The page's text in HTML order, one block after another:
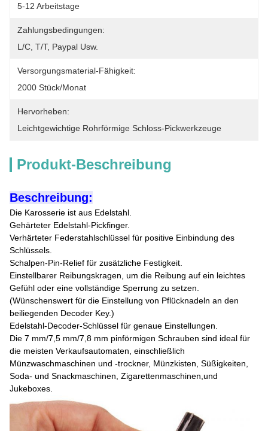
5-12 Arbeitstage
Zahlungsbedingungen:
L/C, T/T, Paypal Usw.
Versorgungsmaterial-Fähigkeit:
2000 Stück/Monat
Hervorheben:
Leichtgewichtige Rohrförmige Schloss-Pickwerkzeuge
Produkt-Beschreibung
Beschreibung:
Die Karosserie ist aus Edelstahl.
Gehärteter Edelstahl-Pickfinger.
Verhärteter Federstahlschlüssel für positive Einbindung des
Schlüssels.
Schalpen-Pin-Relief für zusätzliche Festigkeit.
Einstellbarer Reibungskragen, um die Reibung auf ein leichtes
Gefühl oder eine vollständige Sperrung zu setzen.
(Wünschenswert für die Einstellung von Pflücknadeln an den
beiliegenden Decoder Key.)
Edelstahl-Decoder-Schlüssel für genaue Einstellungen.
Die 7 mm/7,5 mm/7,8 mm pinförmigen Schrauben sind ideal für
die meisten Verkaufsautomaten, einschließlich
Münzwaschmaschinen und -trockner, Münzkisten, Süßigkeiten,
Soda- und Snackmaschinen, Zigarettenmaschinen,und
Jukeboxes.